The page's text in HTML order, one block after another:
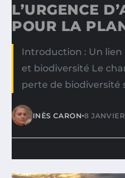
L’URGENCE
POUR LA
Introduction : Un
et biodiversité Le
perte de biodiversité
INÈS CARON•8